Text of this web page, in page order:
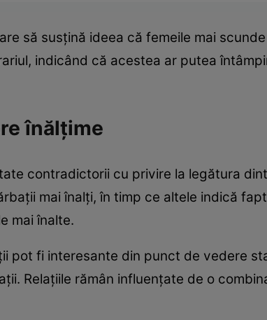
să susțină ideea că femeile mai
indicând că acestea ar putea
înălțime
contradictorii cu privire la legătura
mai înalți, în timp ce altele indică
mai înalte.
pot fi interesante din punct de vedere
Relațiile rămân influențate de o